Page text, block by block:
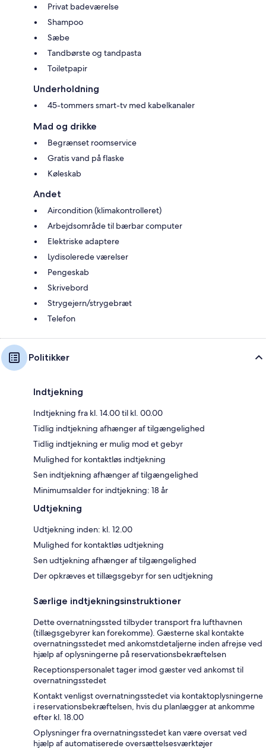
Privat badeværelse
Shampoo
Sæbe
Tandbørste og tandpasta
Toiletpapir
Underholdning
45-tommers smart-tv med kabelkanaler
Mad og drikke
Begrænset roomservice
Gratis vand på flaske
Køleskab
Andet
Aircondition (klimakontrolleret)
Arbejdsområde til bærbar computer
Elektriske adaptere
Lydisolerede værelser
Pengeskab
Skrivebord
Strygejern/strygebræt
Telefon
Politikker
Indtjekning
Indtjekning fra kl. 14.00 til kl. 00.00
Tidlig indtjekning afhænger af tilgængelighed
Tidlig indtjekning er mulig mod et gebyr
Mulighed for kontaktløs indtjekning
Sen indtjekning afhænger af tilgængelighed
Minimumsalder for indtjekning: 18 år
Udtjekning
Udtjekning inden: kl. 12.00
Mulighed for kontaktløs udtjekning
Sen udtjekning afhænger af tilgængelighed
Der opkræves et tillægsgebyr for sen udtjekning
Særlige indtjekningsinstruktioner
Dette overnatningssted tilbyder transport fra lufthavnen
(tillægsgebyrer kan forekomme). Gæsterne skal kontakte
overnatningsstedet med ankomstdetaljerne inden afrejse ved
hjælp af oplysningerne på reservationsbekræftelsen
Receptionspersonalet tager imod gæster ved ankomst til
overnatningsstedet
Kontakt venligst overnatningsstedet via kontaktoplysningerne
i reservationsbekræftelsen, hvis du planlægger at ankomme
efter kl. 18.00
Oplysninger fra overnatningsstedet kan være oversat ved
hjælp af automatiserede oversættelsesværktøjer